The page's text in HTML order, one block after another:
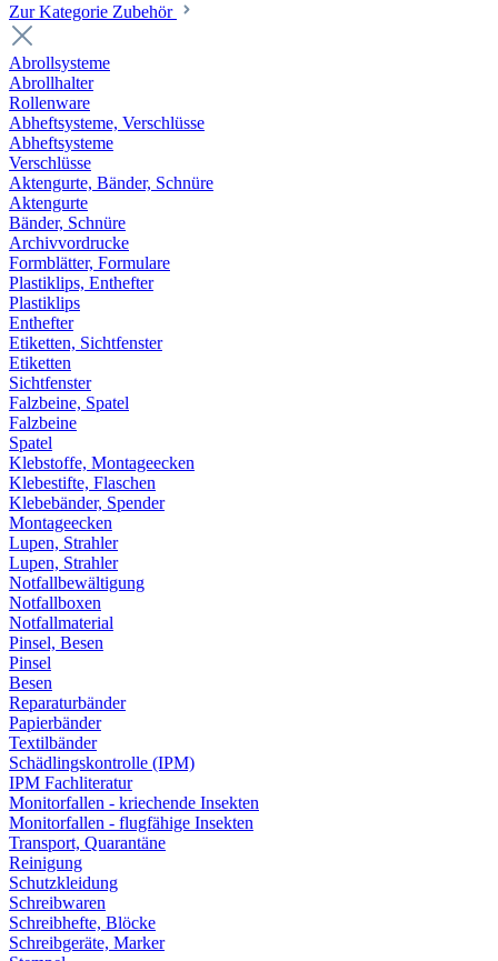
Zur Kategorie Zubehör
Abrollsysteme
Abrollhalter
Rollenware
Abheftsysteme, Verschlüsse
Abheftsysteme
Verschlüsse
Aktengurte, Bänder, Schnüre
Aktengurte
Bänder, Schnüre
Archivvordrucke
Formblätter, Formulare
Plastiklips, Enthefter
Plastiklips
Enthefter
Etiketten, Sichtfenster
Etiketten
Sichtfenster
Falzbeine, Spatel
Falzbeine
Spatel
Klebstoffe, Montageecken
Klebestifte, Flaschen
Klebebänder, Spender
Montageecken
Lupen, Strahler
Lupen, Strahler
Notfallbewältigung
Notfallboxen
Notfallmaterial
Pinsel, Besen
Pinsel
Besen
Reparaturbänder
Papierbänder
Textilbänder
Schädlingskontrolle (IPM)
IPM Fachliteratur
Monitorfallen - kriechende Insekten
Monitorfallen - flugfähige Insekten
Transport, Quarantäne
Reinigung
Schutzkleidung
Schreibwaren
Schreibhefte, Blöcke
Schreibgeräte, Marker